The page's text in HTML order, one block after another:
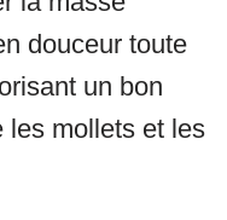
douceur toute
un bon
les mollets et les